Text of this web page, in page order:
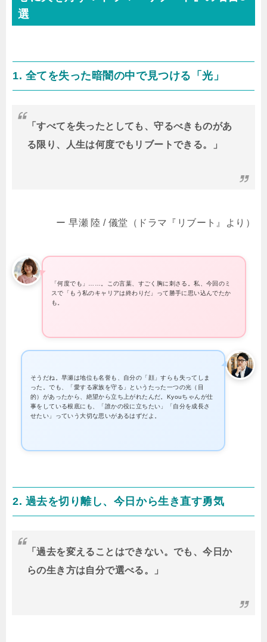
選
1. 全てを失った暗闇の中で見つける「光」
「すべてを失ったとしても、守るべきものがあ
る限り、人生は何度でもリブートできる。」
ー 早瀬 陸 / 儀堂（ドラマ『リブート』より）
「何度でも」……。この言葉、すごく胸に刺さる。私、今回のミ
スで「もう私のキャリアは終わりだ」って勝手に思い込んでたか
も。
そうだね。早瀬は地位も名誉も、自分の「顔」すらも失ってしま
った。でも、「愛する家族を守る」というたった一つの光（目
的）があったから、絶望から立ち上がれたんだ。Kyouちゃんが仕
事をしている根底にも、「誰かの役に立ちたい」「自分を成長さ
せたい」っていう大切な思いがあるはずだよ。
2. 過去を切り離し、今日から生き直す勇気
「過去を変えることはできない。でも、今日か
らの生き方は自分で選べる。」